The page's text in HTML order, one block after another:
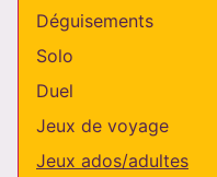
Déguisements
Solo
Duel
Jeux de voyage
Jeux ados/adultes